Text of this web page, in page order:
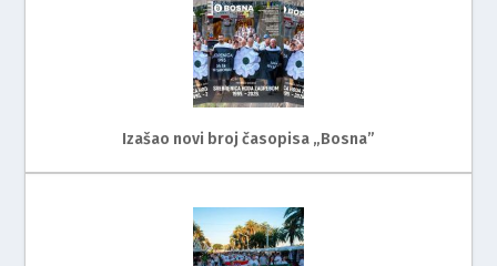
Izašao novi broj časopisa „Bosna”